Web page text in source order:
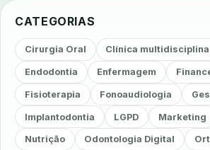
CATEGORIAS
Cirurgia Oral Clínica
Endodontia Enfermagem
Fisioterapia Fonoaudiologia
Implantodontia LGPD Marketing
Nutrição Odontologia Digital